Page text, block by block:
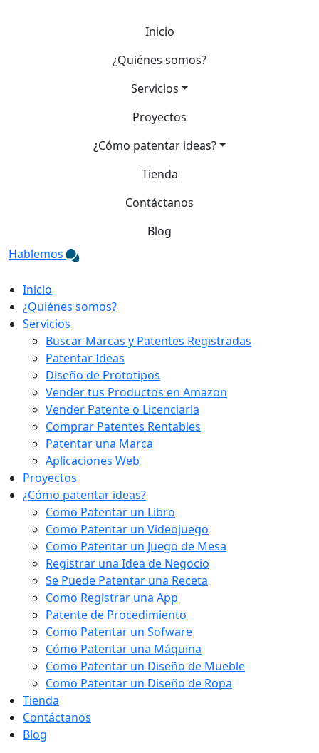
Inicio
¿Quiénes somos?
Servicios
Proyectos
¿Cómo patentar ideas?
Tienda
Contáctanos
Blog
Hablemos
Inicio
¿Quiénes somos?
Servicios
Buscar Marcas y Patentes Registradas
Patentar Ideas
Diseño de Prototipos
Vender tus Productos en Amazon
Vender Patente o Licenciarla
Comprar Patentes Rentables
Patentar una Marca
Aplicaciones Web
Proyectos
¿Cómo patentar ideas?
Como Patentar un Libro
Como Patentar un Videojuego
Como Patentar un Juego de Mesa
Registrar una Idea de Negocio
Se Puede Patentar una Receta
Como Registrar una App
Patente de Procedimiento
Como Patentar un Sofware
Cómo Patentar una Máquina
Como Patentar un Diseño de Mueble
Como Patentar un Diseño de Ropa
Tienda
Contáctanos
Blog